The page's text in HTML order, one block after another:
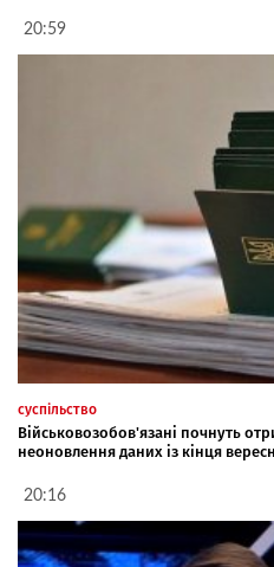
20:59
суспільство
Військовозобов'язані почнуть
неоновлення даних із кінця
20:16